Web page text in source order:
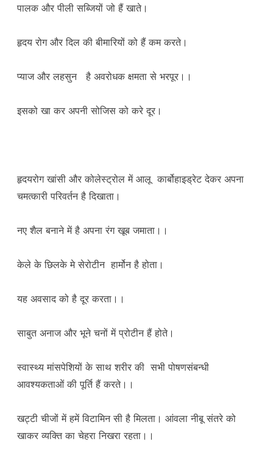
पालक और पीली सब्जियों जो हैं खाते।
हृदय रोग और दिल की बीमारियों को हैं कम करते।
प्याज और लहसुन है अवरोधक क्षमता से भरपूर।।
इसको खा कर अपनी सोजिस को करे दूर।
हृदयरोग खांसी और कोलेस्ट्रोल में आलू कार्बोहाइड्रेट देकर अपना
चमत्कारी परिवर्तन है दिखाता।
नए शैल बनाने में है अपना रंग खूब जमाता।।
केले के छिलके मे सेरोटीन हार्मोन है होता।
यह अवसाद को है दूर करता।।
साबुत अनाज और भूने चनों में प्रोटीन हैं होते।
स्वास्थ्य मांसपेशियों के साथ शरीर की सभी पोषणसंबन्धी
आवश्यकताओं की पूर्ति हैं करते।।
खट्टी चीजों में हमें विटामिन सी है मिलता। आंवला नीबू संतरे को
खाकर व्यक्ति का चेहरा निखरा रहता।।